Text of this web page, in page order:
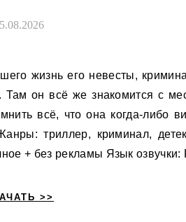
он всё же знакомится с
всё, что она когда-либо
триллер, криминал,
+ без рекламы Язык озвучки:
>>